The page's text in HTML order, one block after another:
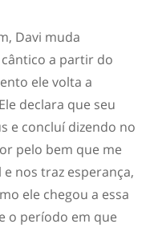
Davi muda
a partir do
ele volta a
declara que seu
e concluí dizendo no
pelo bem que me
nos traz esperança,
ele chegou a essa
o período em que